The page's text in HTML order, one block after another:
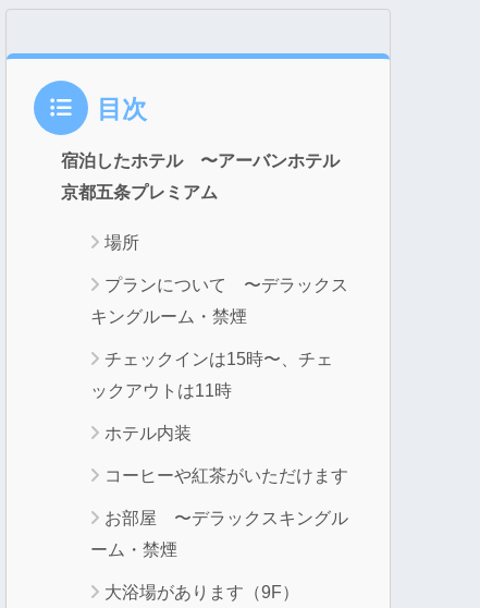
目次
宿泊したホテル 〜アーバンホテル
京都五条プレミアム
場所
プランについて 〜デラックス
キングルーム・禁煙
チェックインは15時〜、チェ
ックアウトは11時
ホテル内装
コーヒーや紅茶がいただけます
お部屋 〜デラックスキングル
ーム・禁煙
大浴場があります（9F）